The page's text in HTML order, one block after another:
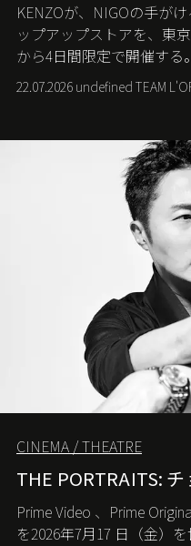
KENZOが、NIGOの手が
ップアップストアを、東
から4日間限定で開催す
た空間で、メゾンのヘリ
コレクションを紹介。
22.07.2026 undefined TEAM
CINEMA / THEATRE
THE PORTRAITS:
Prime Video 、 Prime
を2026年7月17 日（金）